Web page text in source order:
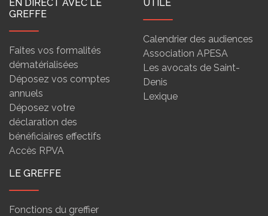
EN DIRECT AVEC LE
GREFFE
Faites vos formalités
dématérialisées
Déposez vos comptes
annuels
Déposez votre
déclaration des
bénéficiaires effectifs
Accès RPVA
UTILE
Calendrier des audiences
Association APESA
Les avocats de Saint-
Denis
Lexique
LE GREFFE
Fonctions du greffier